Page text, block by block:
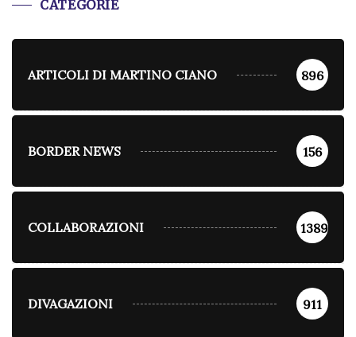
CATEGORIE
ARTICOLI DI MARTINO CIANO 896
BORDER NEWS 156
COLLABORAZIONI 1389
DIVAGAZIONI 911